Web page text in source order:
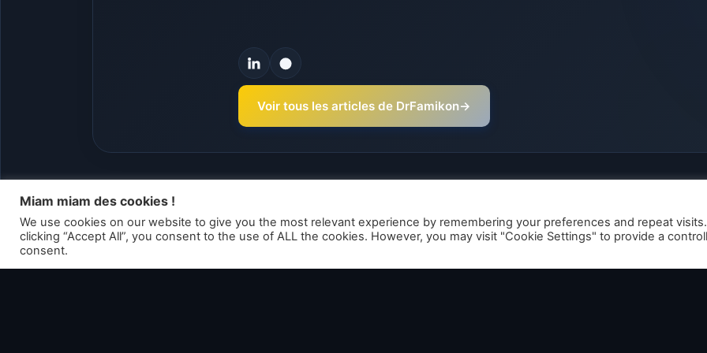
Voir tous les articles de DrFamikon→
Articles liés
Miam miam des cookies !
We use cookies on our website to give you the most relevant experience by remembering your preferences and repeat
clicking “Accept All”, you consent to the use of ALL the cookies. However, you may visit "Cookie Settings" to provide a
consent.